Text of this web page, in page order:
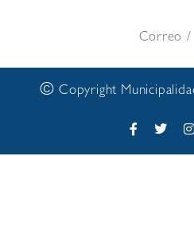
Correo
© Copyright